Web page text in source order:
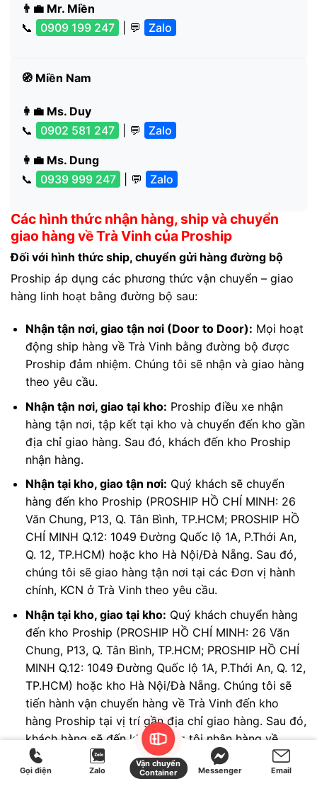
👨‍💼 Mr. Miền
📞
0909 199 247 | 💬 Zalo
🧭 Miền Nam
👩‍💼 Ms. Duy
📞
0902 581 247 | 💬 Zalo
👩‍💼 Ms. Dung
📞
0939 999 247 | 💬 Zalo
Các hình thức nhận hàng, ship và chuyển
giao hàng về Trà Vinh của Proship
Đối với hình thức ship, chuyển gửi hàng đường bộ
Proship áp dụng các phương thức vận chuyển – giao
hàng linh hoạt bằng đường bộ sau:
Nhận tận nơi, giao tận nơi (Door to Door): Mọi hoạt
động ship hàng về Trà Vinh bằng đường bộ được
Proship đảm nhiệm. Chúng tôi sẽ nhận và giao hàng
theo yêu cầu.
Nhận tận nơi, giao tại kho: Proship điều xe nhận
hàng tận nơi, tập kết tại kho và chuyển đến kho gần
địa chỉ giao hàng. Sau đó, khách đến kho Proship
nhận hàng.
Nhận tại kho, giao tận nơi: Quý khách sẽ chuyển
hàng đến kho Proship (PROSHIP HỒ CHÍ MINH: 26
Văn Chung, P13, Q. Tân Bình, TP.HCM; PROSHIP HỒ
CHÍ MINH Q.12: 1049 Đường Quốc lộ 1A, P.Thới An,
Q. 12, TP.HCM) hoặc kho Hà Nội/Đà Nẵng. Sau đó,
chúng tôi sẽ giao hàng tận nơi tại các Đơn vị hành
chính, KCN ở Trà Vinh theo yêu cầu.
Nhận tại kho, giao tại kho: Quý khách chuyển hàng
đến kho Proship (PROSHIP HỒ CHÍ MINH: 26 Văn
Chung, P13, Q. Tân Bình, TP.HCM; PROSHIP HỒ CHÍ
MINH Q.12: 1049 Đường Quốc lộ 1A, P.Thới An, Q. 12,
TP.HCM) hoặc kho Hà Nội/Đà Nẵng. Chúng tôi sẽ
tiến hành vận chuyển hàng về Trà Vinh đến kho
hàng Proship tại vị trí gần địa chỉ giao hàng. Sau đó,
khách hàng sẽ đến kho chúng tôi nhận hàng về.
Có thể bạn quan tâm Dịch vụ vận chuyển gửi
Gọi điện Zalo
Vận chuyển
Container
Messenger Email